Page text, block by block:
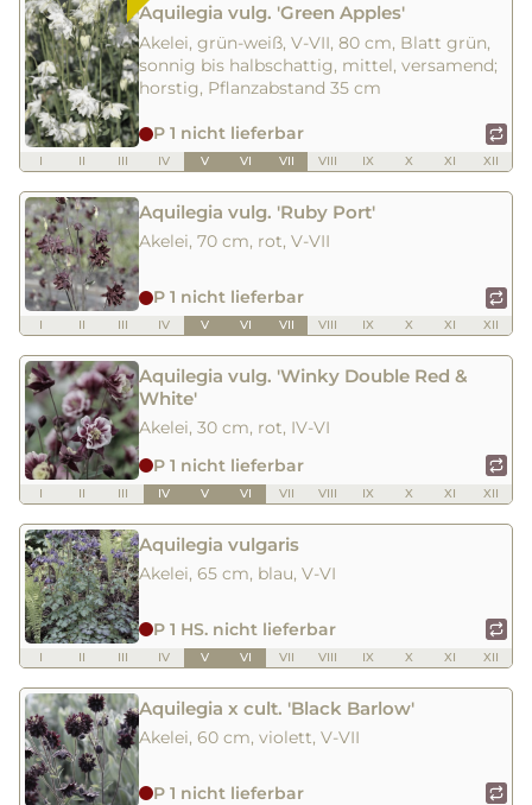
Aquilegia vulg. 'Green Apples'
Akelei, grün-weiß, V-VII, 80 cm, Blatt grün,
sonnig bis halbschattig, mittel, versamend;
horstig, Pflanzabstand 35 cm
P 1 nicht lieferbar
I II III IV V VI VII VIII IX X XI XII
Aquilegia vulg. 'Ruby Port'
Akelei, 70 cm, rot, V-VII
P 1 nicht lieferbar
I II III IV V VI VII VIII IX X XI XII
Aquilegia vulg. 'Winky Double Red &
White'
Akelei, 30 cm, rot, IV-VI
P 1 nicht lieferbar
I II III IV V VI VII VIII IX X XI XII
Aquilegia vulgaris
Akelei, 65 cm, blau, V-VI
P 1 HS. nicht lieferbar
I II III IV V VI VII VIII IX X XI XII
Aquilegia x cult. 'Black Barlow'
Akelei, 60 cm, violett, V-VII
P 1 nicht lieferbar